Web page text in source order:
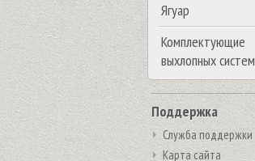
Ягуар
Комплектующие
выхлопных систем
Поддержка
Служба поддержки
Карта сайта